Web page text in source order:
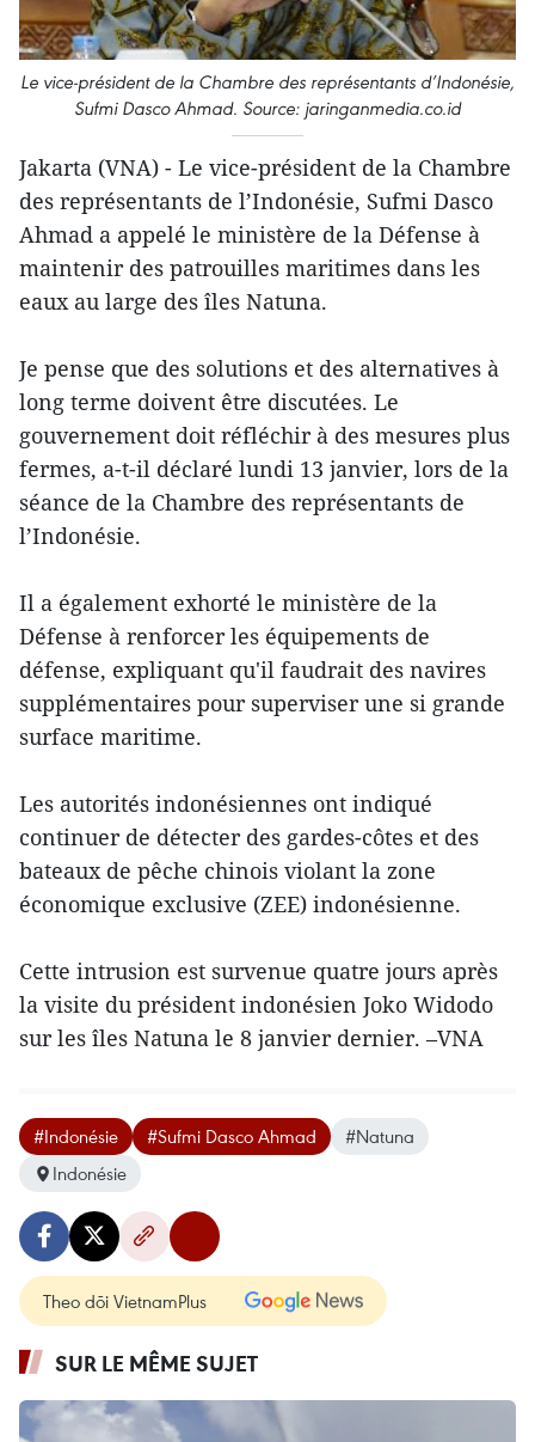
Le vice-président de la Chambre des représentants d’Indonésie,
Sufmi Dasco Ahmad. Source: jaringanmedia.co.id
Jakarta (VNA) - Le vice-président de la Chambre
des représentants de l’Indonésie, Sufmi Dasco
Ahmad a appelé le ministère de la Défense à
maintenir des patrouilles maritimes dans les
eaux au large des îles Natuna.
Je pense que des solutions et des alternatives à
long terme doivent être discutées. Le
gouvernement doit réfléchir à des mesures plus
fermes, a-t-il déclaré lundi 13 janvier, lors de la
séance de la Chambre des représentants de
l’Indonésie.
Il a également exhorté le ministère de la
Défense à renforcer les équipements de
défense, expliquant qu'il faudrait des navires
supplémentaires pour superviser une si grande
surface maritime.
Les autorités indonésiennes ont indiqué
continuer de détecter des gardes-côtes et des
bateaux de pêche chinois violant la zone
économique exclusive (ZEE) indonésienne.
Cette intrusion est survenue quatre jours après
la visite du président indonésien Joko Widodo
sur les îles Natuna le 8 janvier dernier. –VNA
#Indonésie #Sufmi Dasco Ahmad
#Natuna
Indonésie
Theo dõi VietnamPlus
SUR LE MÊME SUJET